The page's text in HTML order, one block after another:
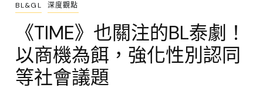
BL&GL 深度觀點
《TIME》也關注的BL泰劇！
以商機為餌，強化性別認同
等社會議題